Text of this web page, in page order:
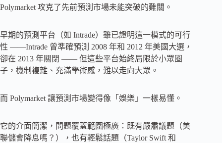
Polymarket 攻克了先前預測市場未能突破的難關。
早期的預測平台（如 Intrade）雖已證明這一模式的可行
性 ——Intrade 曾準確預測 2008 年和 2012 年美國大選，
卻在 2013 年關閉 —— 但這些平台始終局限於小眾圈
子，機制複雜、充滿學術感，難以走向大眾。
而 Polymarket 讓預測市場變得像「娛樂」一樣易懂。
它的介面簡潔，問題覆蓋範圍極廣：既有嚴肅議題（美
聯儲會降息嗎？），也有輕鬆話題（Taylor Swift 和